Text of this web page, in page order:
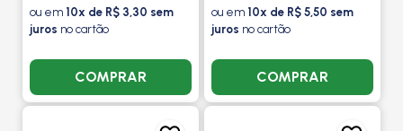
ou em 10x de R$ 3,30 sem
juros no cartão
COMPRAR
ou em 10x de R$ 5,50 sem
juros no cartão
COMPRAR